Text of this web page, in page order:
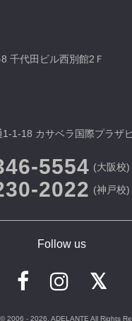
千代田ビル西別館2Ｆ
1-18 カサベラ国際プラザ
5554 (大阪校)
2022 (神戸校)
Follow us
2006 - 2026. ADELANTE All Rights